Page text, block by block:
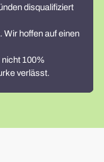
disqualifiziert
Wir hoffen auf einen
nicht 100%
verlässt.